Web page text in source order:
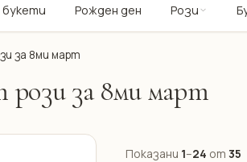
Рожден ден Рози
за 8ми март
за 8ми март
Показани 1–24 от 35